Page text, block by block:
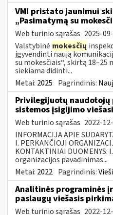
VMI pristato jaunimui
„Pasimatymą su
Web turinio sąrašas 2025-
Valstybinė mokesčių
įgyvendinti naują
su mokesčiais“, skirtą
siekiama didinti...
Metai: 2025 Pagrindinis:
Privilegijuotų
sistemos įsigijimo
Web turinio sąrašas 2022-
INFORMACIJA APIE
I. PERKANČIOJI
KONTAKTINIAI DUOMENYS:
organizacijos pavadinimas...
Metai: 2022 Pagrindinis:
Analitinės programinės
paslaugų viešasis
Web turinio sąrašas 2022-